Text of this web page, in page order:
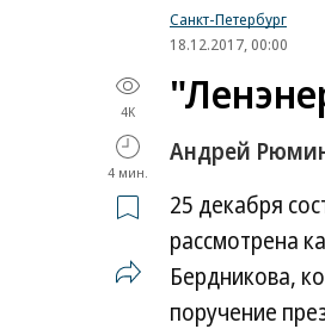
Санкт-Петербург
18.12.2017, 00:00
4K
4 мин.
Андрей
25 декабря
рассмотрена
Бердникова,
поручение